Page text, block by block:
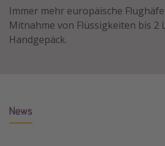
Gambia
Reisethemen
Strandurlaub
Wellnessurlaub
Immer mehr europäische
Mitnahme von Flüssigkeiten bis 2
Handgepäck.
News